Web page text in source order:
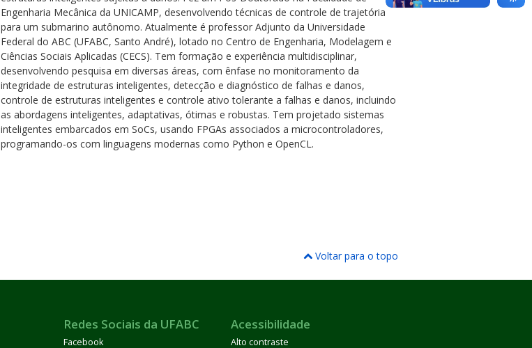
Engenharia Mecânica da UNICAMP, desenvolvendo técnicas de controle de trajetória
para um submarino autônomo. Atualmente é professor Adjunto da Universidade
Federal do ABC (UFABC, Santo André), lotado no Centro de Engenharia, Modelagem e
Ciências Sociais Aplicadas (CECS). Tem formação e experiência multidisciplinar,
desenvolvendo pesquisa em diversas áreas, com ênfase no monitoramento da
integridade de estruturas inteligentes, detecção e diagnóstico de falhas e danos,
controle de estruturas inteligentes e controle ativo tolerante a falhas e danos, incluindo
as abordagens inteligentes, adaptativas, ótimas e robustas. Tem projetado sistemas
inteligentes embarcados em SoCs, usando FPGAs associados a microcontroladores,
programando-os com linguagens modernas como Python e OpenCL.
Voltar para o topo
Redes Sociais da UFABC
Facebook
Acessibilidade
Alto contraste